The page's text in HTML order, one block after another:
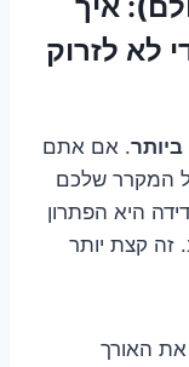
לא לזרוק
. אם אתם
המקרר שלכם
היא הפתרון
זה קצת יותר
את האורך